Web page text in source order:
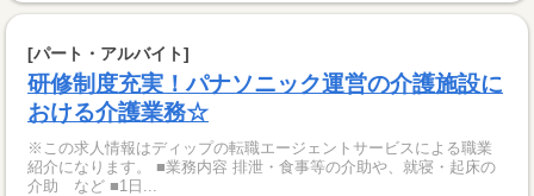
[パート・アルバイト]
研修制度充実！パナソニック運営の介護施設に
おける介護業務☆
※この求人情報はディップの転職エージェントサービスによる職業
紹介になります。 ■業務内容 排泄・食事等の介助や、就寝・起床の
介助 など ■1日...